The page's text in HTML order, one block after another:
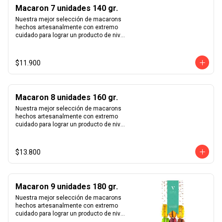
macarons aleatorios. Si quieres elegir
tus macarons puedes especificarlo en
los comentarios durante el pago (sujeto
a disponibilidad de stock).
Macaron 7 unidades 140 gr.
Nuestra mejor selección de macarons
hechos artesanalmente con extremo
cuidado para lograr un producto de nivel
suavidad que sentirás al probar cada
uno de nuestros macarons.  Café,
caramelo, chocolate intenso 70%,
frambuesa, limón, maracuyá, pistacho,
macarons aleatorios. Si quieres elegir
tus macarons puedes especificarlo en
los comentarios durante el pago (sujeto
a disponibilidad de stock).
$11.900
Macaron 8 unidades 160 gr.
Nuestra mejor selección de macarons
hechos artesanalmente con extremo
cuidado para lograr un producto de nivel
suavidad que sentirás al probar cada
uno de nuestros macarons.  Café,
caramelo, chocolate intenso 70%,
frambuesa, limón, maracuyá, pistacho,
macarons aleatorios. Si quieres elegir
tus macarons puedes especificarlo en
los comentarios durante el pago (sujeto
a disponibilidad de stock).
$13.800
Macaron 9 unidades 180 gr.
Nuestra mejor selección de macarons
hechos artesanalmente con extremo
cuidado para lograr un producto de nivel